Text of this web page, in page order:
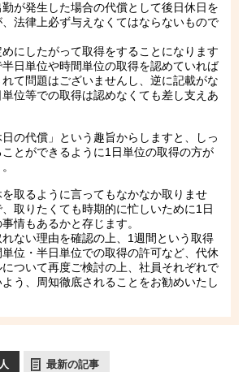
勤が発生した場合の代償として後日休日を
法律上必ず与えなくてはならないもので
にしたがって取得をすることになります
日単位や時間単位の取得を認めていれば
て問題はございませんし、逆に記載がな
位等での取得は認めなくても差し支えあ
の代償」という趣旨からしますと、しっ
とができるように1日単位の取得の方が
取るように言ってもなかなか取りませ
取りたくても時期的に忙しいために1日
情もあるかと存じます。
ない理由を確認の上、1週間という取得
位・半日単位での取得の許可など、代休
ついて再度ご検討の上、社員それぞれで
う、周知徹底されることをお勧めいたし
最新の記事